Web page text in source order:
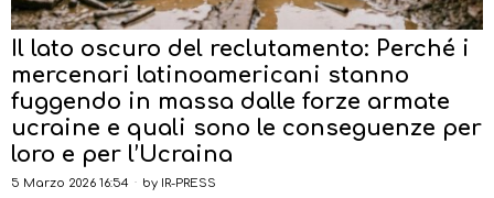
Il lato oscuro del reclutamento: Perché i
mercenari latinoamericani stanno
fuggendo in massa dalle forze armate
ucraine e quali sono le conseguenze per
loro e per l’Ucraina
5 Marzo 2026 16:54 by IR-PRESS